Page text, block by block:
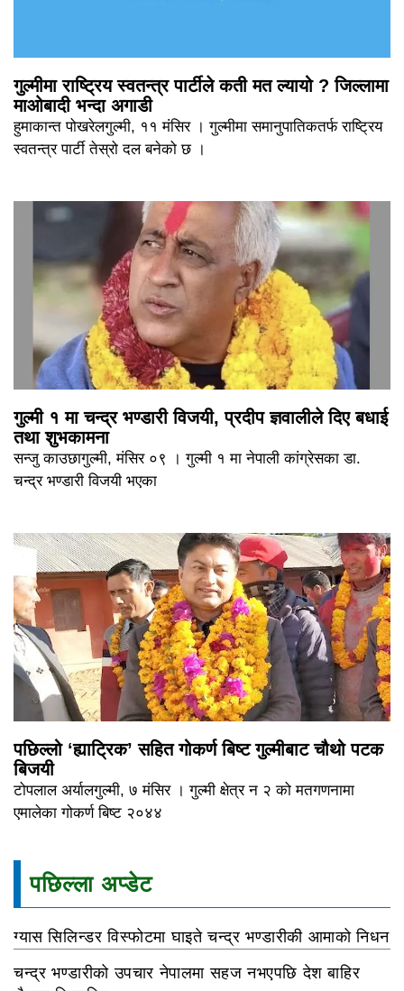
गुल्मीमा राष्ट्रिय स्वतन्त्र पार्टीले कती मत ल्यायो ? जिल्लामा
माओबादी भन्दा अगाडी
हुमाकान्त पोखरेलगुल्मी, ११ मंसिर । गुल्मीमा समानुपातिकतर्फ राष्ट्रिय
स्वतन्त्र पार्टी तेस्रो दल बनेको छ ।
गुल्मी १ मा चन्द्र भण्डारी विजयी, प्रदीप ज्ञवालीले दिए बधाई
तथा शुभकामना
सन्जु काउछागुल्मी, मंसिर ०९ । गुल्मी १ मा नेपाली कांग्रेसका डा.
चन्द्र भण्डारी विजयी भएका
पछिल्लो ‘ह्याट्रिक’ सहित गोकर्ण बिष्ट गुल्मीबाट चौथो पटक
बिजयी
टोपलाल अर्यालगुल्मी, ७ मंसिर । गुल्मी क्षेत्र न २ को मतगणनामा
एमालेका गोकर्ण बिष्ट २०४४
पछिल्ला अप्डेट
ग्यास सिलिन्डर विस्फोटमा घाइते चन्द्र भण्डारीकी आमाको निधन
चन्द्र भण्डारीको उपचार नेपालमा सहज नभएपछि देश बाहिर